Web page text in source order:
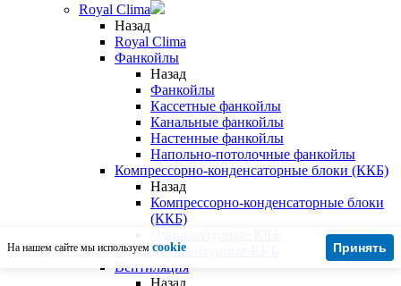
Royal Clima
Назад
Royal Clima
Фанкойлы
Назад
Фанкойлы
Кассетные фанкойлы
Канальные фанкойлы
Настенные фанкойлы
Напольно-потолочные фанкойлы
Компрессорно-конденсаторные блоки (ККБ)
Назад
Компрессорно-конденсаторные блоки
(ККБ)
Двухконтурные ККБ
Вентиляция
Назад
На нашем сайте мы используем cookie Принять